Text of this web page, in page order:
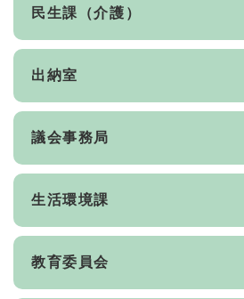
民生課（介護）
出納室
議会事務局
生活環境課
教育委員会